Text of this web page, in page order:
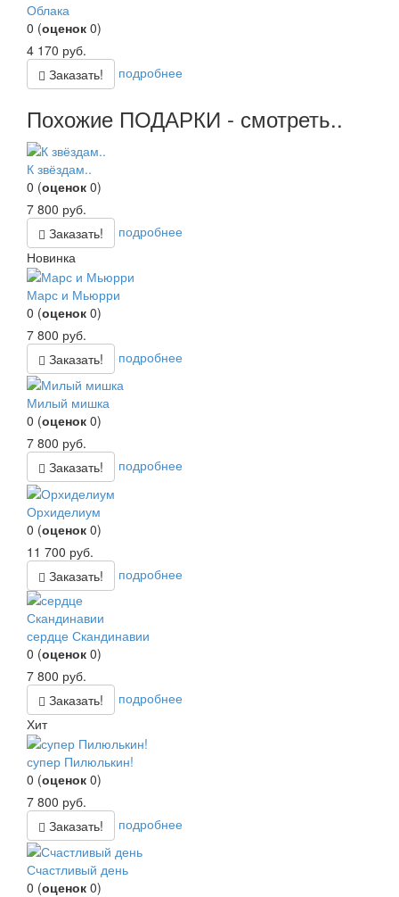
Облака
0 (оценок 0)
4 170 руб.
Заказать!
подробнее
Похожие ПОДАРКИ - смотреть..
К звёздам..
0 (оценок 0)
7 800 руб.
Заказать!
подробнее
Новинка
Марс и Мьюрри
0 (оценок 0)
7 800 руб.
Заказать!
подробнее
Милый мишка
0 (оценок 0)
7 800 руб.
Заказать!
подробнее
Орхиделиум
0 (оценок 0)
11 700 руб.
Заказать!
подробнее
сердце Скандинавии
0 (оценок 0)
7 800 руб.
Заказать!
подробнее
Хит
супер Пилюлькин!
0 (оценок 0)
7 800 руб.
Заказать!
подробнее
Счастливый день
0 (оценок 0)